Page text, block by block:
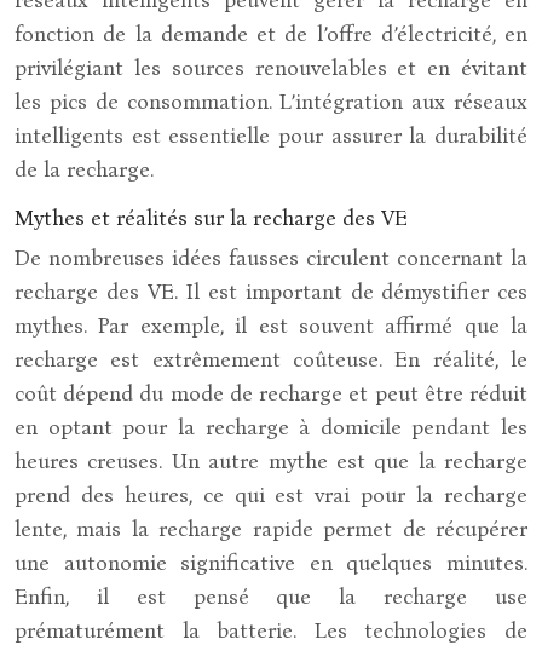
fonction de la demande et de l’offre d’électricité, en
privilégiant les sources renouvelables et en évitant
les pics de consommation. L’intégration aux réseaux
intelligents est essentielle pour assurer la durabilité
de la recharge.
Mythes et réalités sur la recharge des VE
De nombreuses idées fausses circulent concernant la
recharge des VE. Il est important de démystifier ces
mythes. Par exemple, il est souvent affirmé que la
recharge est extrêmement coûteuse. En réalité, le
coût dépend du mode de recharge et peut être réduit
en optant pour la recharge à domicile pendant les
heures creuses. Un autre mythe est que la recharge
prend des heures, ce qui est vrai pour la recharge
lente, mais la recharge rapide permet de récupérer
une autonomie significative en quelques minutes.
Enfin, il est pensé que la recharge use
prématurément la batterie. Les technologies de